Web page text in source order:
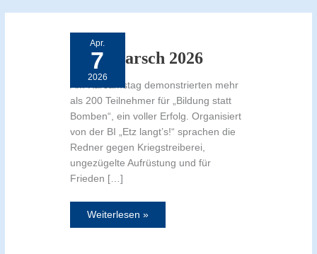
Apr.
7
2026
Ostermarsch 2026
Am Karsamstag demonstrierten mehr
als 200 Teilnehmer für „Bildung statt
Bomben“, ein voller Erfolg. Organisiert
von der BI „Etz langt’s!“ sprachen die
Redner gegen Kriegstreiberei,
ungezügelte Aufrüstung und für
Frieden […]
Weiterlesen »